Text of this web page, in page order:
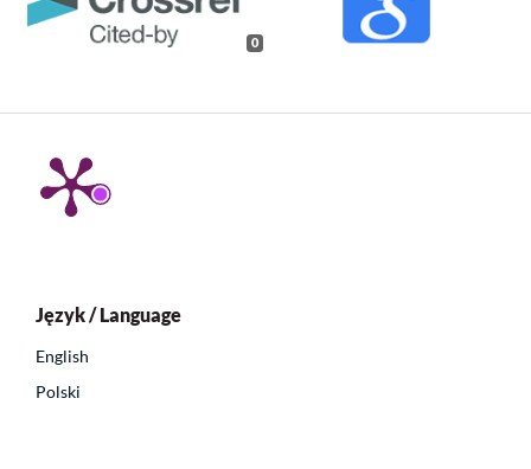
0
Język / Language
English
Polski